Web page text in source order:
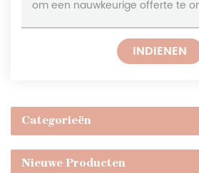
INDIENEN
Categorieën
Nieuwe Producten